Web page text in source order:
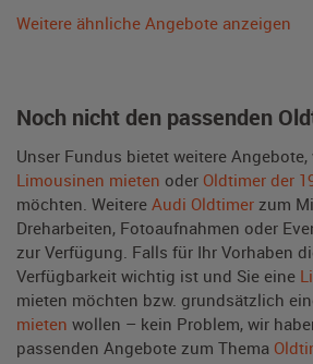
Weitere ähnliche Angebote anzeigen
Noch nicht den passenden
Unser Fundus bietet weitere Angebote,
Limousinen mieten oder Oldtimer der
möchten. Weitere Audi Oldtimer zum
Dreharbeiten, Fotoaufnahmen oder
zur Verfügung. Falls für Ihr Vorhaben
Verfügbarkeit wichtig ist und Sie eine
mieten möchten bzw. grundsätzlich
mieten wollen – kein Problem, wir
passenden Angebote zum Thema